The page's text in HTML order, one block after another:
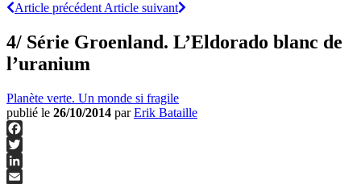
Article précédent Article suivant
4/ Série Groenland. L’Eldorado blanc de
l’uranium
Planète verte. Un monde si fragile
publié le 26/10/2014 parErik Bataille
Facebook
Twitter
LinkedIn